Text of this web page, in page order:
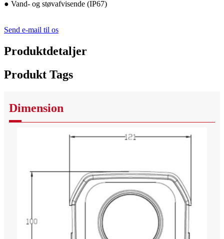
● Vand- og støvafvisende (IP67)
Send e-mail til os
Produktdetaljer
Produkt Tags
Dimension